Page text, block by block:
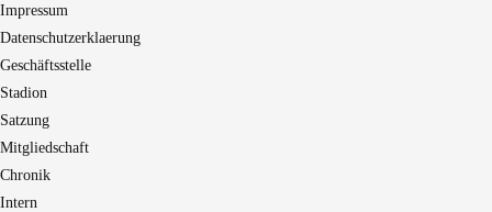
Impressum
Datenschutzerklaerung
Geschäftsstelle
Stadion
Satzung
Mitgliedschaft
Chronik
Intern